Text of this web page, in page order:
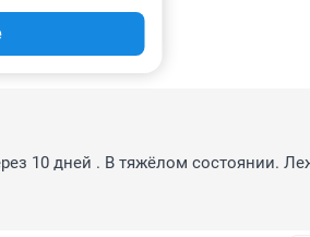
10 дней . В тяжёлом состоянии.